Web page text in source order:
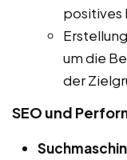
positives
um die
der
SEO und